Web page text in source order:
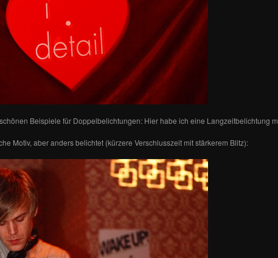
Beispiele für Doppelbelichtungen: Hier habe ich eine Langzeitbelichtung
Motiv, aber anders belichtet (kürzere Verschlusszeit mit stärkerem Blitz):